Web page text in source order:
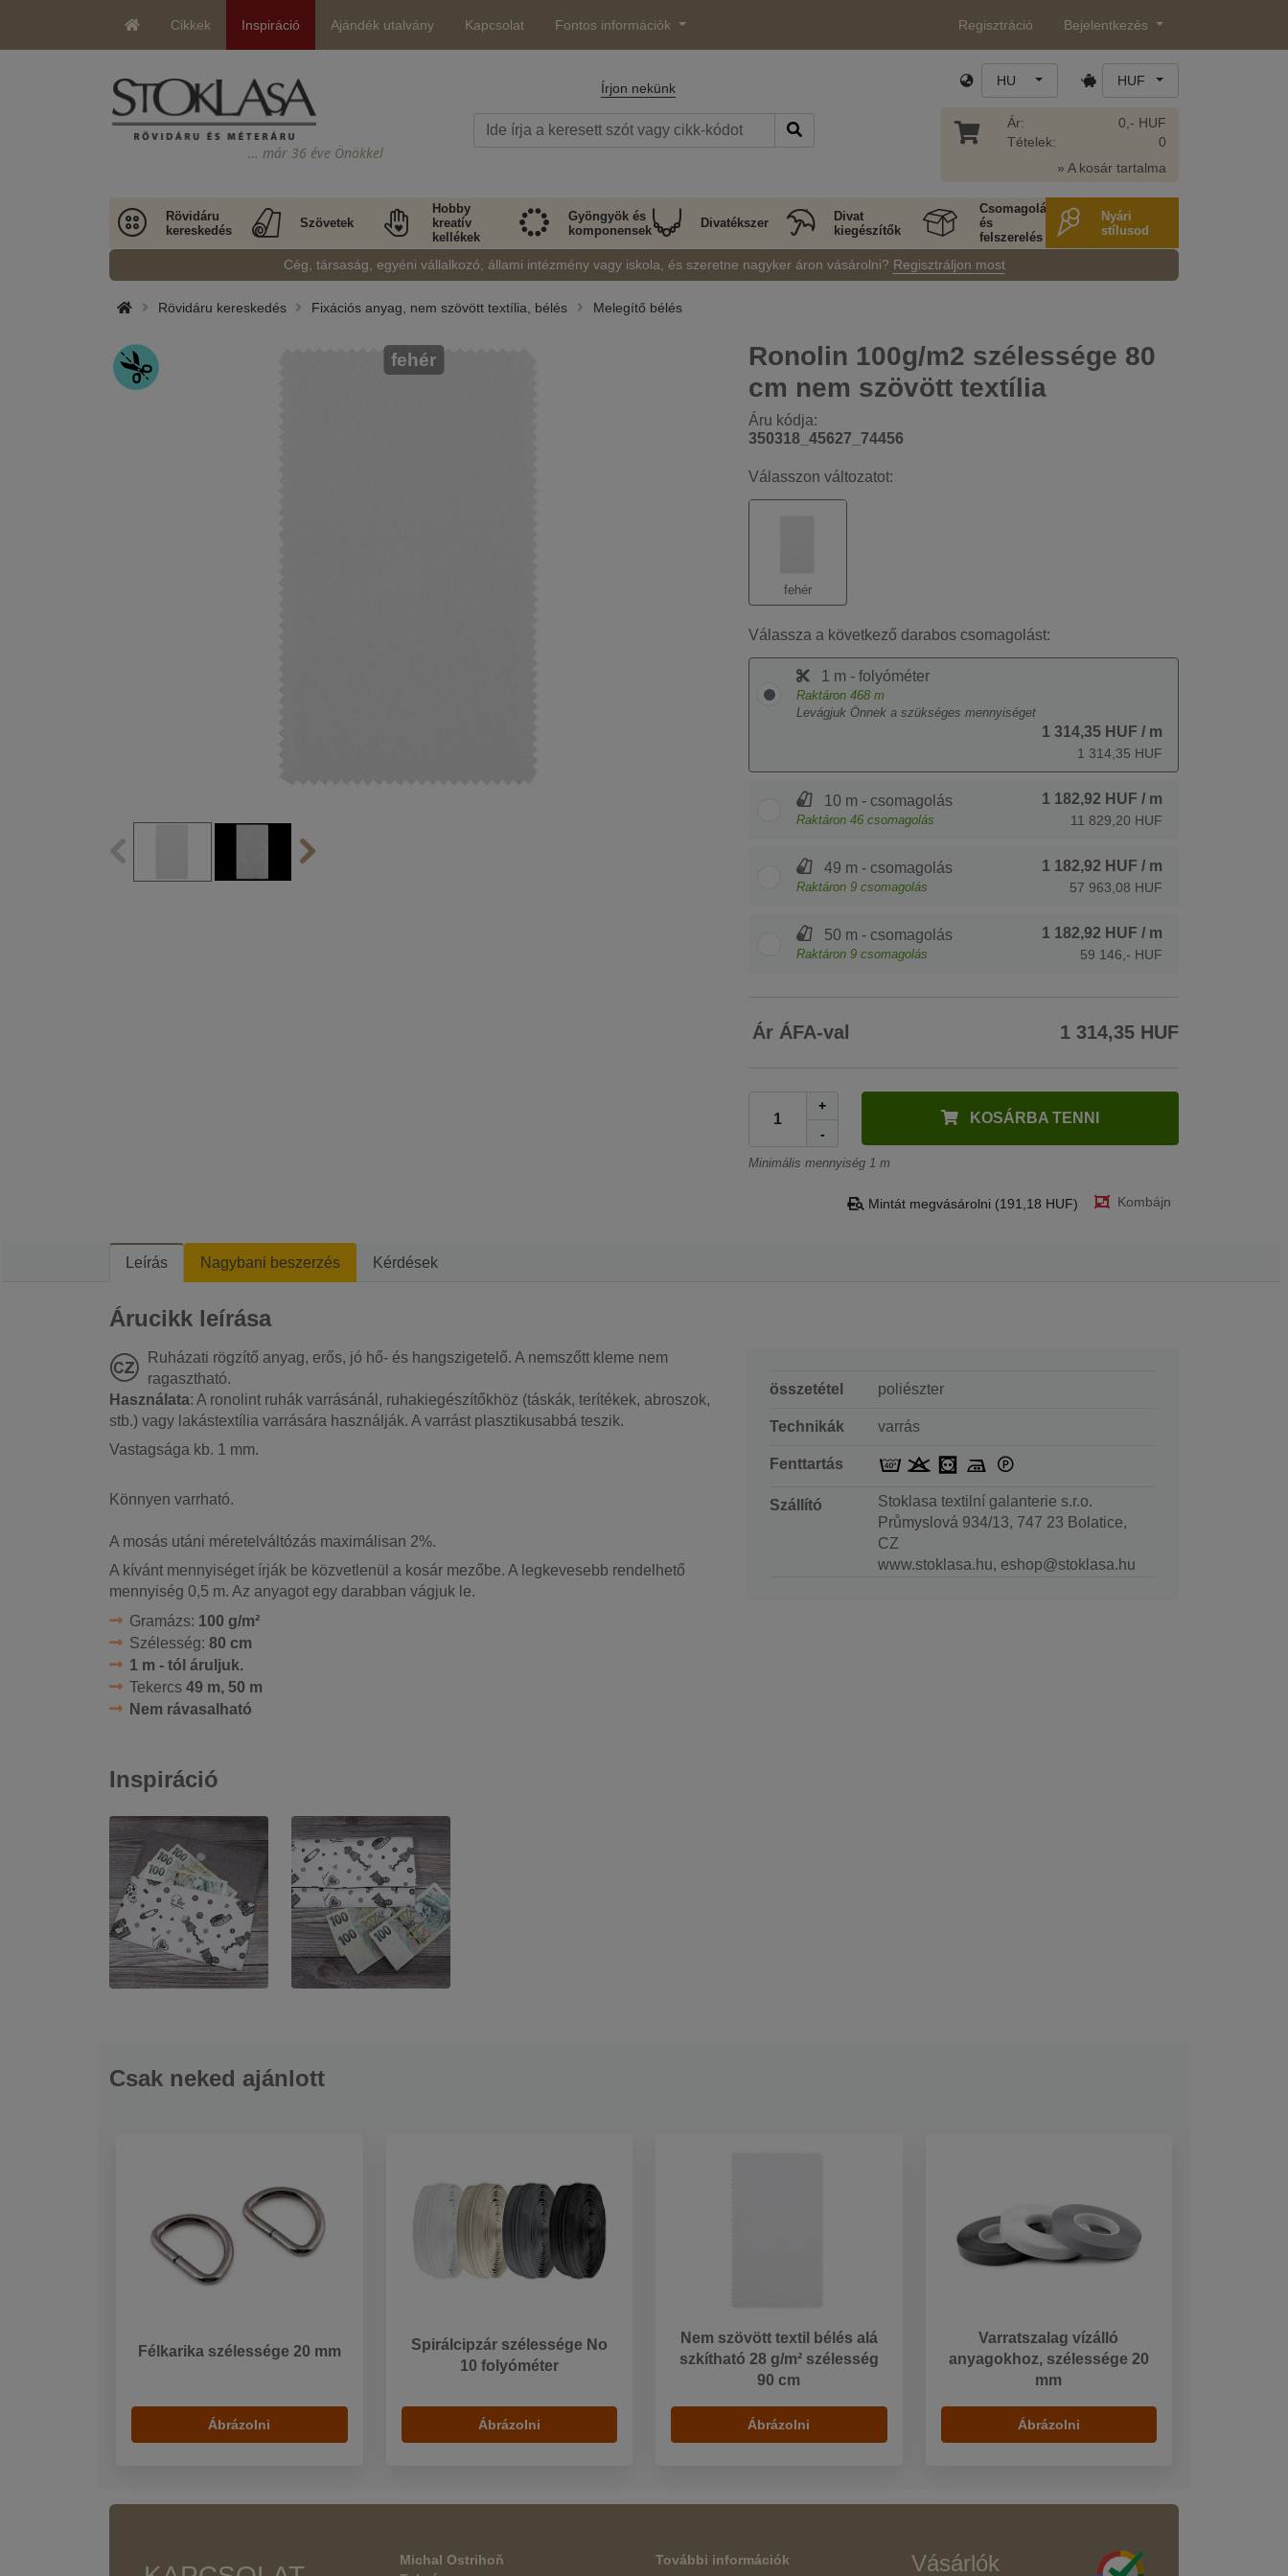
Cikkek Inspiráció Ajándék utalvány Kapcsolat Fontos információk Regisztráció Bejelentkezés
… már 36 éve Önökkel
Írjon nekünk HU HUF
Ár:
Tételek:
0,- HUF
0
» A kosár tartalma
Rövidáru
kereskedés
Szövetek
Hobby
kreatív
kellékek
Gyöngyök és
komponensek
Divatékszer
Divat
kiegészítők
Csomagolás
és
felszerelés
Nyári
stílusod
Cég, társaság, egyéni vállalkozó, állami intézmény vagy iskola, és szeretne nagyker áron vásárolni? Regisztráljon most
Rövidáru kereskedés Fixációs anyag, nem szövött textília, bélés Melegítő bélés
Ronolin 100g/m2 szélessége 80
cm nem szövött textília
Áru kódja:
350318_45627_74456
fehér
Válasszon változatot:
fehér
Válassza a következő darabos csomagolást:
1 m - folyóméter
Raktáron 468 m
Levágjuk Önnek a szükséges mennyiséget
1 314,35 HUF / m
1 314,35 HUF
10 m - csomagolás
Raktáron 46 csomagolás
1 182,92 HUF / m
11 829,20 HUF
49 m - csomagolás
Raktáron 9 csomagolás
1 182,92 HUF / m
57 963,08 HUF
50 m - csomagolás
Raktáron 9 csomagolás
1 182,92 HUF / m
59 146,- HUF
Ár ÁFA-val 1 314,35 HUF
+
-
KOSÁRBA TENNI
Minimális mennyiség 1 m
Mintát megvásárolni (191,18 HUF) Kombájn
Leírás Nagybani beszerzés Kérdések
Árucikk leírása
Ruházati rögzítő anyag, erős, jó hő- és hangszigetelő. A nemszőtt kleme nem
ragasztható.
Használata: A ronolint ruhák varrásánál, ruhakiegészítőkhöz (táskák, terítékek, abroszok,
stb.) vagy lakástextília varrására használják. A varrást plasztikusabbá teszik.
Vastagsága kb. 1 mm.
Könnyen varrható.
A mosás utáni méretelváltózás maximálisan 2%.
A kívánt mennyiséget írják be közvetlenül a kosár mezőbe. A legkevesebb rendelhető
mennyiség 0,5 m. Az anyagot egy darabban vágjuk le.
Gramázs: 100 g/m²
Szélesség: 80 cm
1 m - tól áruljuk.
Tekercs 49 m, 50 m
Nem rávasalható
összetétel poliészter
Technikák varrás
Fenttartás
Szállító
Stoklasa textilní galanterie s.r.o.
Průmyslová 934/13, 747 23 Bolatice,
CZ
www.stoklasa.hu, eshop@stoklasa.hu
Inspiráció
Csak neked ajánlott
Félkarika szélessége 20 mm
Ábrázolni
Spirálcipzár szélessége No
10 folyóméter
Ábrázolni
Nem szövött textil bélés alá
szkítható 28 g/m² szélesség
90 cm
Ábrázolni
Varratszalag vízálló
anyagokhoz, szélessége 20
mm
Ábrázolni
Michal Ostrihoň
További információk Vásárlók